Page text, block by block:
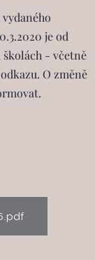
je od
školách - včetně
O změně